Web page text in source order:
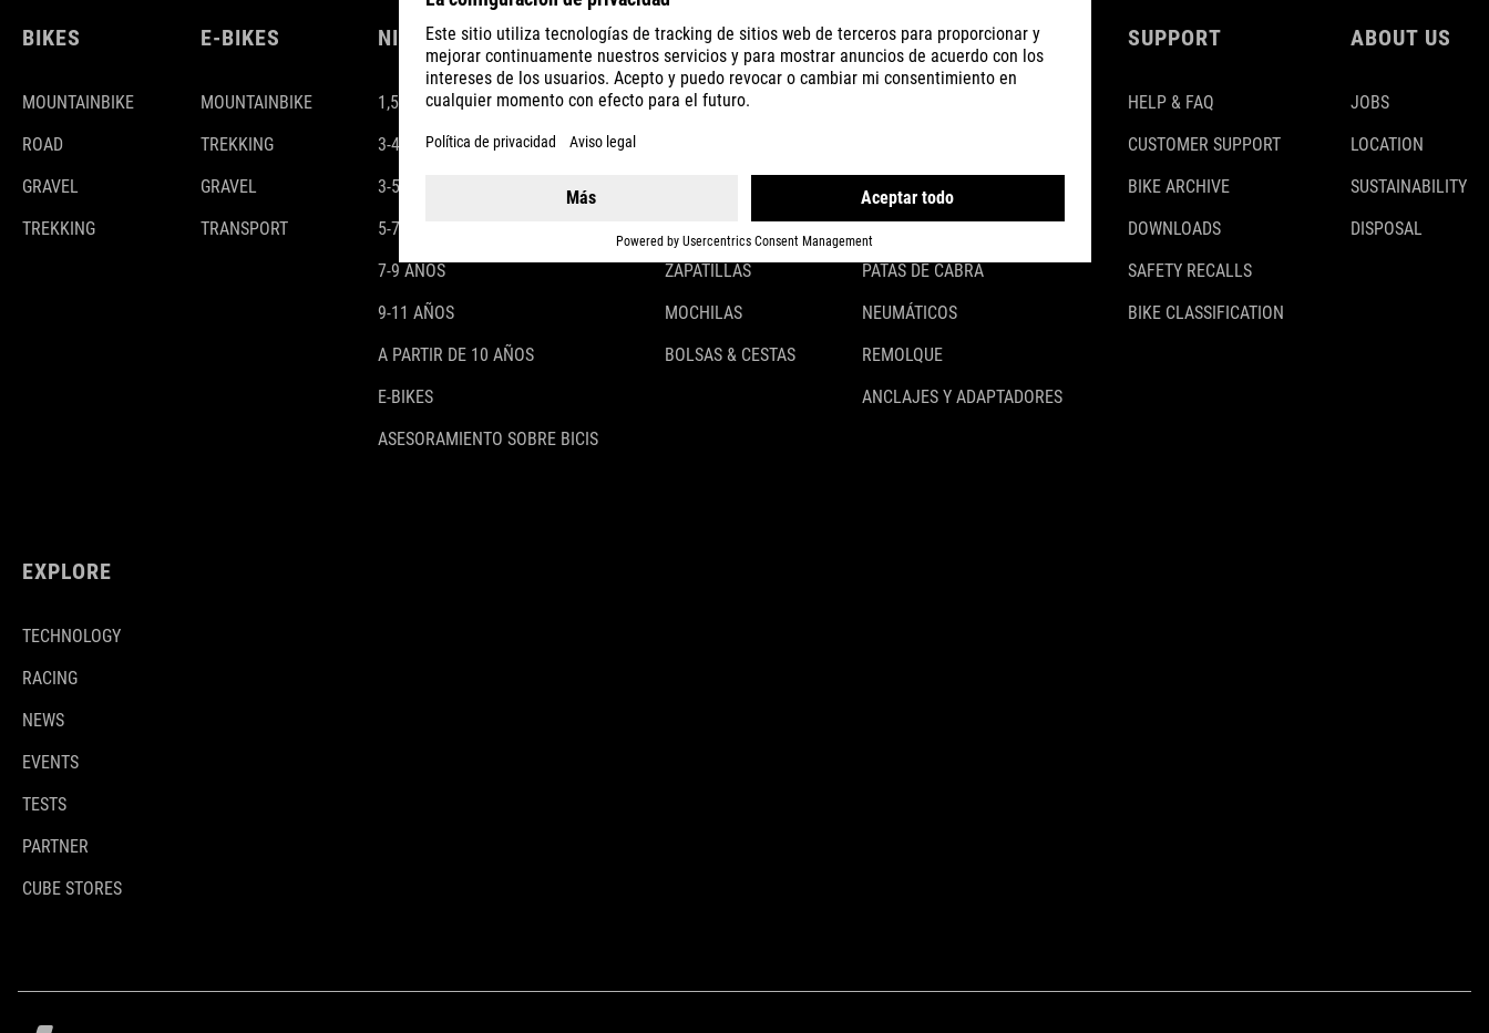
BIKES
MOUNTAINBIKE
ROAD
GRAVEL
TREKKING
E-BIKES
MOUNTAINBIKE
TREKKING
GRAVEL
TRANSPORT
NIÑOS
1,5-3 AÑOS
3-4 AÑOS
3-5 AÑOS
5-7 AÑOS
7-9 AÑOS
9-11 AÑOS
A PARTIR DE 10 AÑOS
E-BIKES
ASESORAMIENTO SOBRE BICIS
GEAR
CASCOS
ZAPATILLAS
MOCHILAS
BOLSAS & CESTAS
EQUIPMENT
GUARDABARROS
PORTABULTOS
PATAS DE CABRA
NEUMÁTICOS
REMOLQUE
ANCLAJES Y ADAPTADORES
SUPPORT
HELP & FAQ
CUSTOMER SUPPORT
BIKE ARCHIVE
DOWNLOADS
SAFETY RECALLS
BIKE CLASSIFICATION
ABOUT US
JOBS
LOCATION
SUSTAINABILITY
DISPOSAL
EXPLORE
TECHNOLOGY
RACING
NEWS
EVENTS
TESTS
PARTNER
CUBE STORES